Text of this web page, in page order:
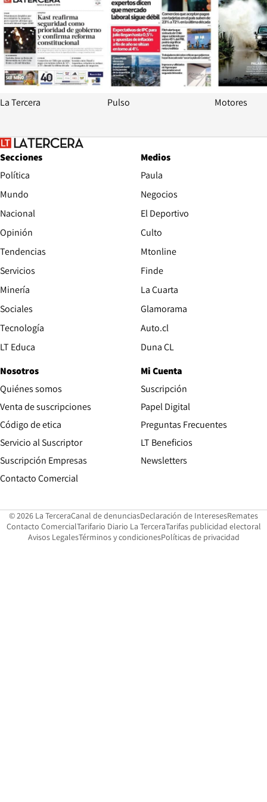
La Tercera Pulso Motores
Secciones
Política
Mundo
Nacional
Opinión
Tendencias
Servicios
Minería
Sociales
Tecnología
LT Educa
Medios
Paula
Negocios
El Deportivo
Culto
Mtonline
Finde
La Cuarta
Glamorama
Auto.clOpens in new window
Duna CLOpens in new window
Nosotros
Quiénes somos
Venta de suscripciones
Código de etica Opens in new window
Servicio al Suscriptor
Suscripción Empresas
Contacto ComercialOpens in new window
Mi Cuenta
Suscripción
Papel DigitalOpens in new
Preguntas Frecuentes
LT Beneficios
Newsletters
© 2026 La TerceraCanal de denunciasOpens in new window
Declaración de InteresesOpens in
Remates
Contacto ComercialOpens in new window
Tarifario Diario La TerceraOpens in new window
Tarifas publicidad electoral
Avisos LegalesOpens in new window
Términos y condicionesPolíticas de privacidad